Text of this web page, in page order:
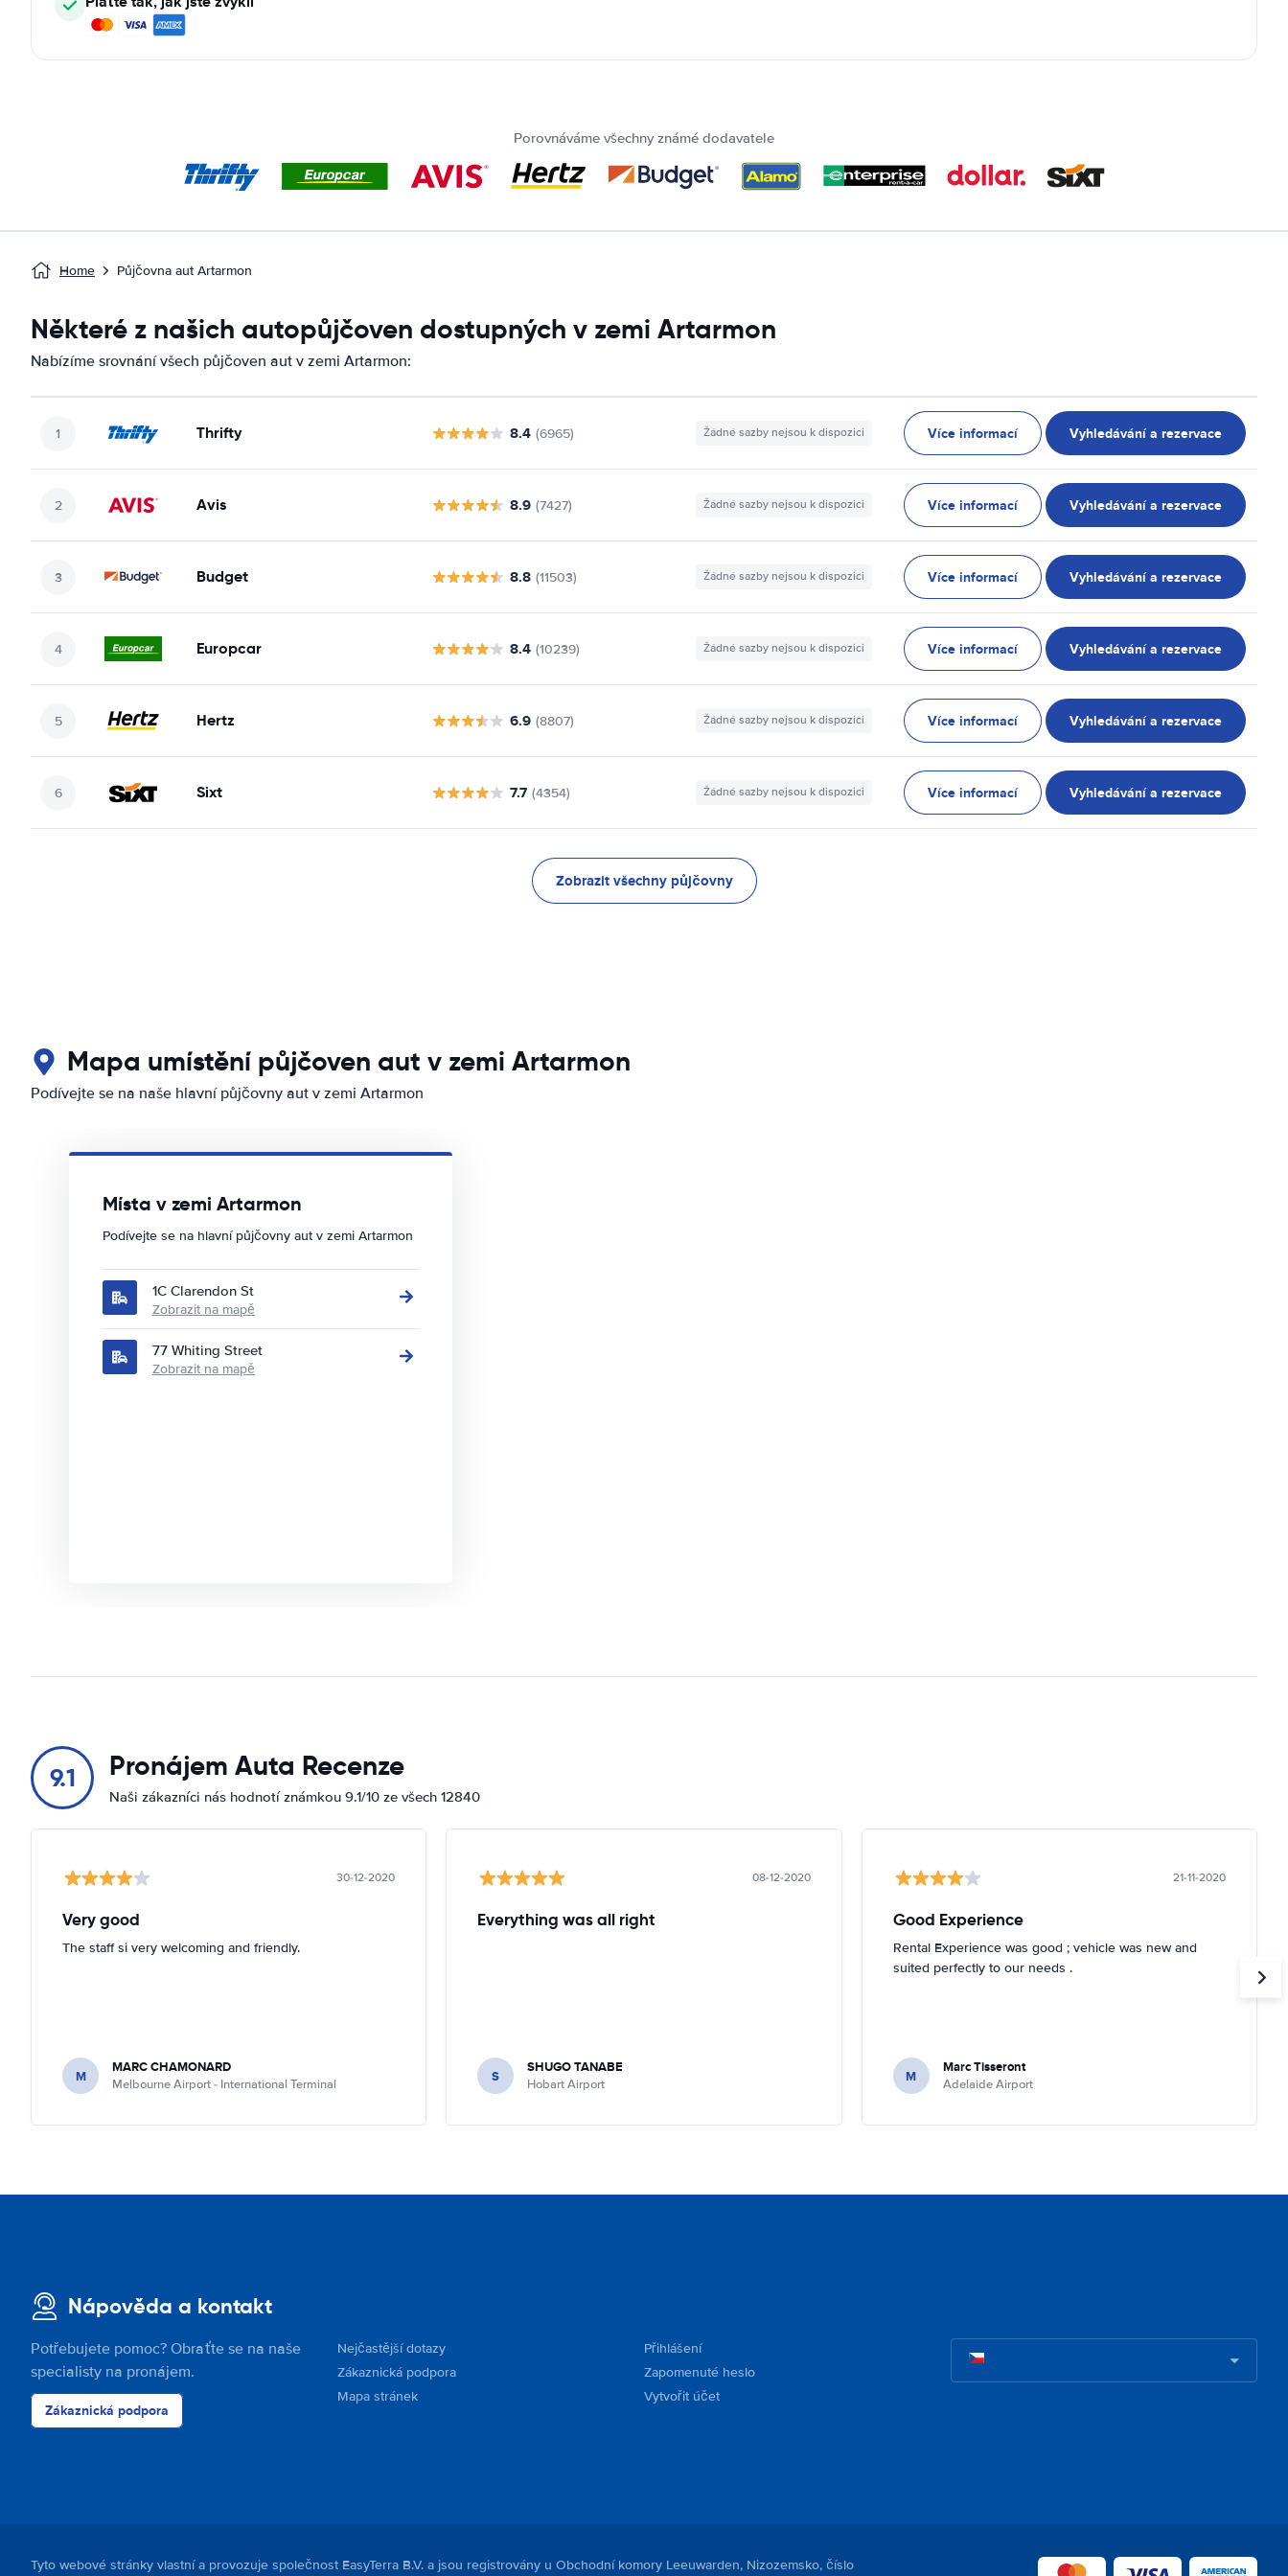
Porovnáváme všechny známé dodavatele
Home Půjčovna aut Artarmon
Některé z našich autopůjčoven dostupných v zemi Artarmon
Nabízíme srovnání všech půjčoven aut v zemi Artarmon:
Thrifty 8.4 (6965) Žádné sazby nejsou k dispozici Více informací Vyhledávání a rezervace
Avis 8.9 (7427) Žádné sazby nejsou k dispozici Více informací Vyhledávání a rezervace
Budget 8.8 (11503) Žádné sazby nejsou k dispozici Více informací Vyhledávání a rezervace
Europcar 8.4 (10239) Žádné sazby nejsou k dispozici Více informací Vyhledávání a rezervace
Hertz 6.9 (8807) Žádné sazby nejsou k dispozici Více informací Vyhledávání a rezervace
Sixt 7.7 (4354) Žádné sazby nejsou k dispozici Více informací Vyhledávání a rezervace
Zobrazit všechny půjčovny
Mapa umístění půjčoven aut v zemi Artarmon
Podívejte se na naše hlavní půjčovny aut v zemi Artarmon
Místa v zemi Artarmon
Podívejte se na hlavní půjčovny aut v zemi Artarmon
1C Clarendon St
Zobrazit na mapě
77 Whiting Street
Zobrazit na mapě
9.1 Pronájem Auta Recenze
Naši zákazníci nás hodnotí známkou 9.1/10 ze všech 12840
30-12-2020
Very good
The staff si very welcoming and friendly.
M MARC CHAMONARD
Melbourne Airport - International Terminal
08-12-2020
Everything was all right
S SHUGO TANABE
Hobart Airport
21-11-2020
Good Experience
Rental Experience was good ; vehicle was new and
suited perfectly to our needs .
M Marc Tisseront
Adelaide Airport
Nápověda a kontakt
Potřebujete pomoc? Obraťte se na naše
specialisty na pronájem.
Zákaznická podpora
Nejčastější dotazy
Zákaznická podpora
Mapa stránek
Přihlášení
Zapomenuté heslo
Vytvořit účet
Tyto webové stránky vlastní a provozuje společnost EasyTerra B.V. a jsou registrovány u Obchodní komory Leeuwarden, Nizozemsko, číslo